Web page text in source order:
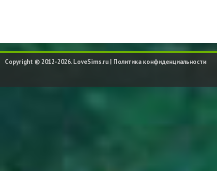
Copyright © 2012-2026. LoveSims.ru | Политика конфиденциальности